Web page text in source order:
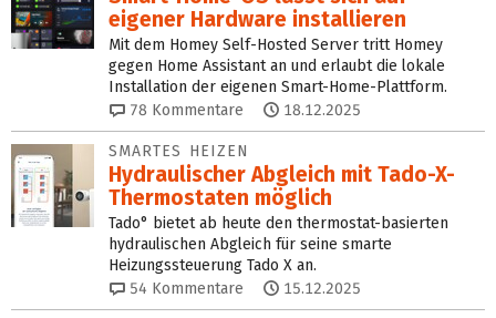
eigener Hardware installieren
Mit dem Homey Self-Hosted Server tritt Homey
gegen Home Assistant an und erlaubt die lokale
Installation der eigenen Smart-Home-Plattform.
78 Kommentare 18.12.2025
SMARTES HEIZEN
Hydraulischer Abgleich mit Tado-X-
Thermostaten möglich
Tado° bietet ab heute den thermostat-basierten
hydraulischen Abgleich für seine smarte
Heizungssteuerung Tado X an.
54 Kommentare 15.12.2025